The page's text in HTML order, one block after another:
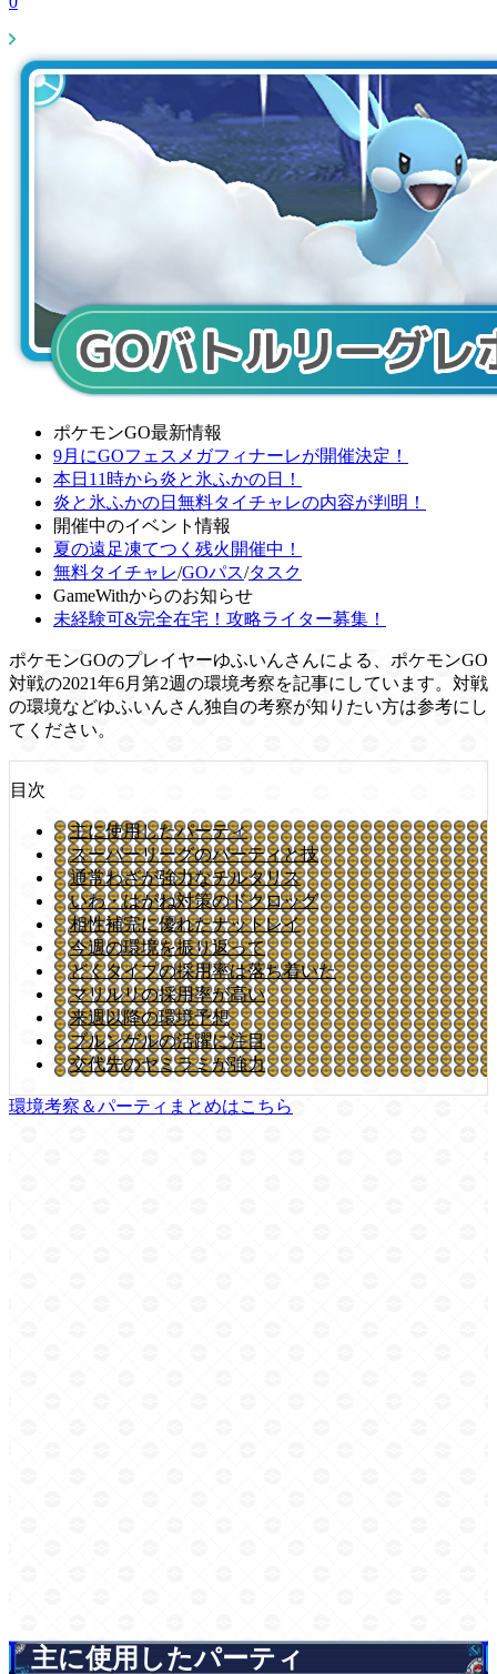
ポケモンGO最新情報
9月にGOフェスメガフィナーレが開催決定！
本日11時から炎と氷ふかの日！
炎と氷ふかの日無料タイチャレの内容が判明！
開催中のイベント情報
夏の遠足凍てつく残火開催中！
無料タイチャレ/GOパス/タスク
GameWithからのお知らせ
未経験可&完全在宅！攻略ライター募集！
ポケモンGOのプレイヤーゆふいんさんによる、ポケモンGO
対戦の2021年6月第2週の環境考察を記事にしています。対戦
の環境などゆふいんさん独自の考察が知りたい方は参考にし
てください。
目次
主に使用したパーティ
スーパーリーグのパーティと技
通常わざが強力なチルタリス
いわ・はがね対策のドクロッグ
相性補完に優れたナットレイ
今週の環境を振り返って
どくタイプの採用率は落ち着いた
マリルリの採用率が高い
来週以降の環境予想
ブルンゲルの活躍に注目
交代先のヤミラミが強力
環境考察＆パーティまとめはこちら
主に使用したパーティ